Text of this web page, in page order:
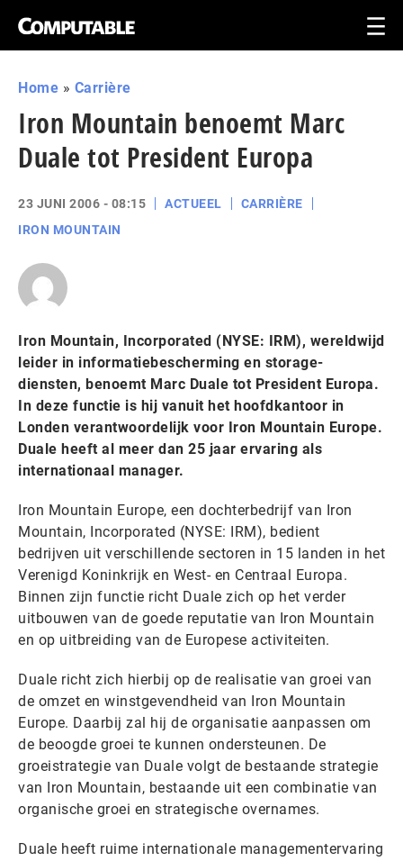
Home » Carrière
Iron Mountain benoemt Marc
Duale tot President Europa
23 JUNI 2006 - 08:15 ACTUEEL
CARRIÈRE
IRON MOUNTAIN
Iron Mountain, Incorporated (NYSE: IRM), wereldwijd
leider in informatiebescherming en storage-
diensten, benoemt Marc Duale tot President Europa.
In deze functie is hij vanuit het hoofdkantoor in
Londen verantwoordelijk voor Iron Mountain Europe.
Duale heeft al meer dan 25 jaar ervaring als
internationaal manager.
Iron Mountain Europe, een dochterbedrijf van Iron
Mountain, Incorporated (NYSE: IRM), bedient
bedrijven uit verschillende sectoren in 15 landen in het
Verenigd Koninkrijk en West- en Centraal Europa.
Binnen zijn functie richt Duale zich op het verder
uitbouwen van de goede reputatie van Iron Mountain
en op uitbreiding van de Europese activiteiten.
Duale richt zich hierbij op de realisatie van groei van
de omzet en winstgevendheid van Iron Mountain
Europe. Daarbij zal hij de organisatie aanpassen om
de beoogde groei te kunnen ondersteunen. De
groeistrategie van Duale volgt de bestaande strategie
van Iron Mountain, bestaande uit een combinatie van
organische groei en strategische overnames.
Duale heeft ruime internationale managementervaring